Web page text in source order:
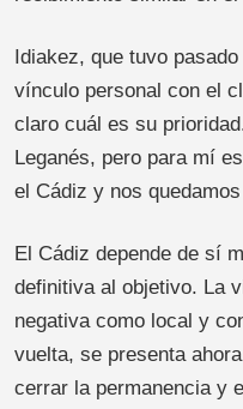
Idiakez, que tuvo
vínculo personal con el
claro cuál es su
Leganés, pero para mí
el Cádiz y nos
El Cádiz depende de sí
definitiva al objetivo. La
negativa como local y
vuelta, se presenta
cerrar la permanencia y